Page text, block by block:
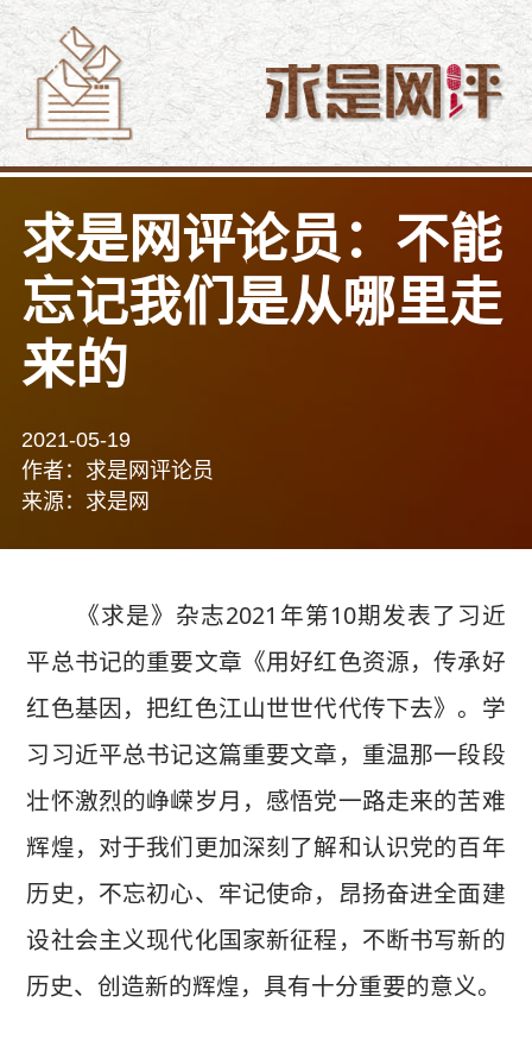
求是网评论员：不能
忘记我们是从哪里走
来的
2021-05-19
作者：求是网评论员
来源：求是网
《求是》杂志2021年第10期发表了习近
平总书记的重要文章《用好红色资源，传承好
红色基因，把红色江山世世代代传下去》。学
习习近平总书记这篇重要文章，重温那一段段
壮怀激烈的峥嵘岁月，感悟党一路走来的苦难
辉煌，对于我们更加深刻了解和认识党的百年
历史，不忘初心、牢记使命，昂扬奋进全面建
设社会主义现代化国家新征程，不断书写新的
历史、创造新的辉煌，具有十分重要的意义。